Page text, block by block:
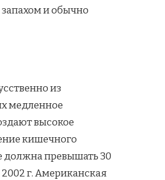
запахом и обычно
из
медленное
высокое
кишечного
должна превышать 30
г. Американская